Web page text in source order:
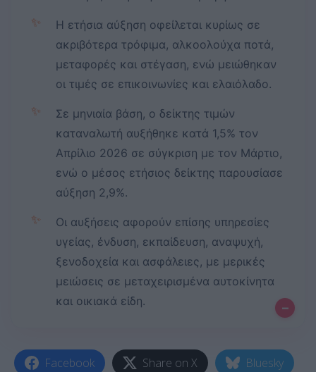
✨
Η ετήσια αύξηση οφείλεται κυρίως σε
ακριβότερα τρόφιμα, αλκοολούχα ποτά,
μεταφορές και στέγαση, ενώ μειώθηκαν
οι τιμές σε επικοινωνίες και ελαιόλαδο.
✨
Σε μηνιαία βάση, ο δείκτης τιμών
καταναλωτή αυξήθηκε κατά 1,5% τον
Απρίλιο 2026 σε σύγκριση με τον Μάρτιο,
ενώ ο μέσος ετήσιος δείκτης παρουσίασε
αύξηση 2,9%.
✨
Οι αυξήσεις αφορούν επίσης υπηρεσίες
υγείας, ένδυση, εκπαίδευση, αναψυχή,
ξενοδοχεία και ασφάλειες, με μερικές
μειώσεις σε μεταχειρισμένα αυτοκίνητα
και οικιακά είδη.
–
Facebook Share on X Bluesky